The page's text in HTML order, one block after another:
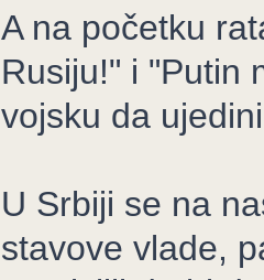
A na početku
Rusiju!" i "Putin
vojsku da
U Srbiji se na
stavove vlade,